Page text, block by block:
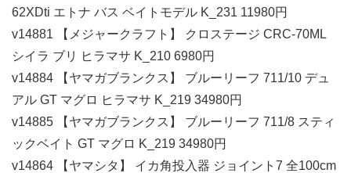
62XDti エトナ バス ベイトモデル K_231 11980円
v14881 【メジャークラフト】 クロステージ CRC-70ML
シイラ ブリ ヒラマサ K_210 6980円
v14884 【ヤマガブランクス】 ブルーリーフ 711/10 デュ
アル GT マグロ ヒラマサ K_219 34980円
v14885 【ヤマガブランクス】 ブルーリーフ 711/8 スティ
ックベイト GT マグロ K_219 34980円
v14864 【ヤマシタ】 イカ角投入器 ジョイント7 全100cm